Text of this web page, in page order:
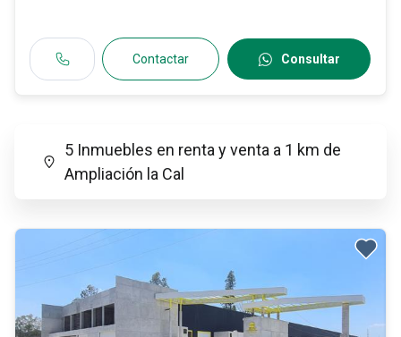
Contactar Consultar
5 Inmuebles en renta y venta a 1 km de
Ampliación la Cal